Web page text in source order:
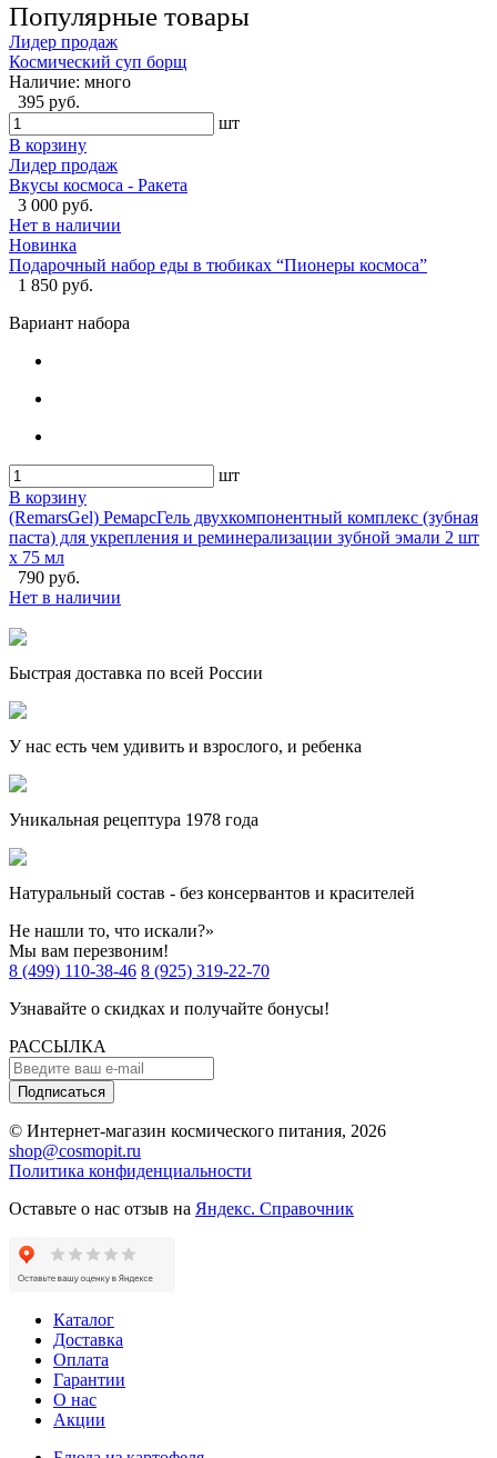
Популярные товары
Лидер продаж
Космический суп борщ
Наличие: много
395 руб.
шт
В корзину
Лидер продаж
Вкусы космоса - Ракета
3 000 руб.
Нет в наличии
Новинка
Подарочный набор еды в тюбиках “Пионеры космоса”
1 850 руб.
Вариант набора
шт
В корзину
(RemarsGel) РемарсГель двухкомпонентный комплекс (зубная
паста) для укрепления и реминерализации зубной эмали 2 шт
х 75 мл
790 руб.
Нет в наличии
Быстрая доставка по всей России
У нас есть чем удивить и взрослого, и ребенка
Уникальная рецептура 1978 года
Натуральный состав - без консервантов и красителей
Не нашли то, что искали?»
Мы вам перезвоним!
8 (499) 110-38-46 8 (925) 319-22-70
Узнавайте о скидках и получайте бонусы!
РАССЫЛКА
Подписаться
© Интернет-магазин космического питания, 2026
shop@cosmopit.ru
Политика конфиденциальности
Оставьте о нас отзыв на Яндекс. Справочник
Каталог
Доставка
Оплата
Гарантии
О нас
Акции